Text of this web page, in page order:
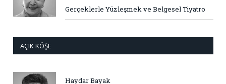
Gerçeklerle Yüzleşmek ve Belgesel Tiyatro
AÇIK KÖŞE
Haydar Bayak